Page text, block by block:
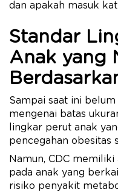
dan apakah masuk
Standar
Anak yang
Sampai saat ini
mengenai batas
lingkar perut anak
pencegahan obesitas
Namun, CDC
pada anak yang
risiko penyakit